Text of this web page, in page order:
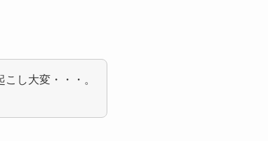
し大変・・・。